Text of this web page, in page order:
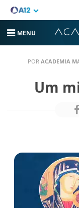
MENU
POR ACADEMIA
Um